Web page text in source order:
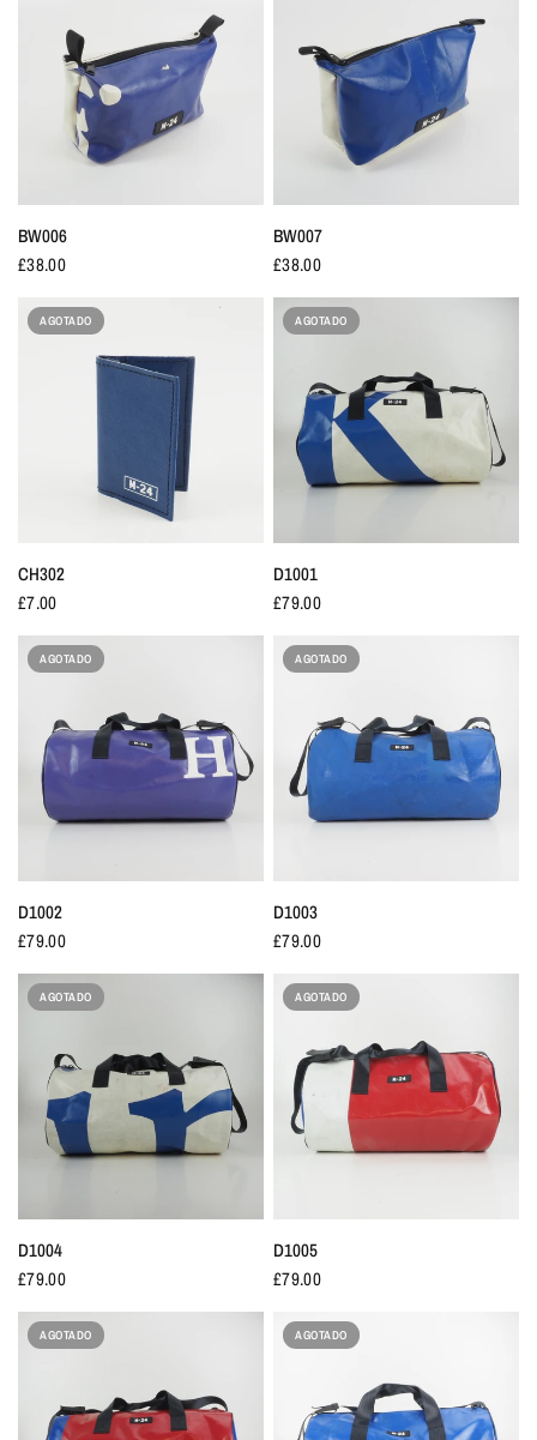
BW006
£38.00
BW007
£38.00
AGOTADO
CH302
£7.00
AGOTADO
D1001
£79.00
AGOTADO
D1002
£79.00
AGOTADO
D1003
£79.00
AGOTADO
D1004
£79.00
AGOTADO
D1005
£79.00
AGOTADO AGOTADO